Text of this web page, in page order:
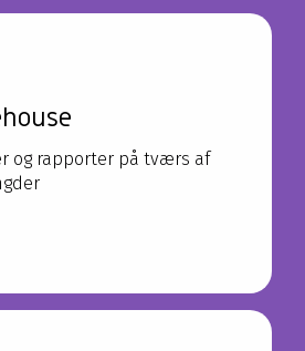
og rapporter på tværs af